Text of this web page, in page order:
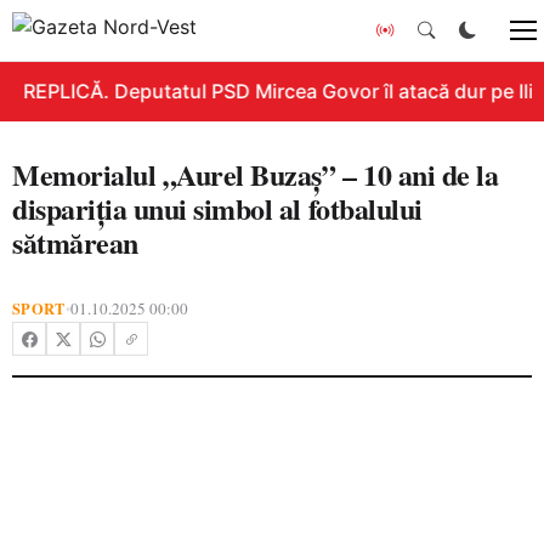
REPLICĂ. Deputatul PSD Mircea Govor îl atacă dur pe
Memorialul „Aurel Buzaș” – 10 ani de la
dispariția unui simbol al fotbalului
sătmărean
SPORT•01.10.2025 00:00